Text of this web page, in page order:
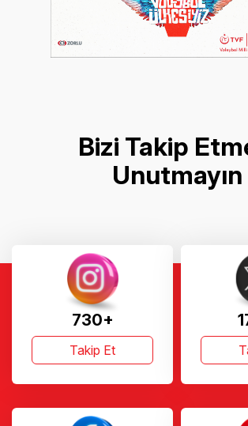
Bizi Takip
Unutmayın
730+
Takip Et